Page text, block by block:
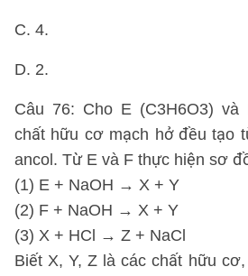
C. 4.
D. 2.
Câu 76: Cho E (C3H6O3) và
chất hữu cơ mạch hở đều tạo
ancol. Từ E và F thực hiện sơ
(1) E + NaOH → X + Y
(2) F + NaOH → X + Y
(3) X + HCl → Z + NaCl
Biết X, Y, Z là các chất hữu